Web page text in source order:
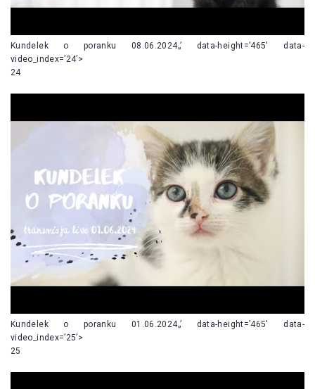
Kundelek o poranku 08.06.2024„’ data-height=’465′ data-
video_index=’24’>
24
Kundelek o poranku 01.06.2024„’ data-height=’465′ data-
video_index=’25’>
25